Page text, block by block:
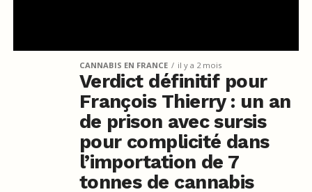
CANNABIS EN FRANCE il y a 2 mois
Verdict définitif pour
François Thierry : un an
de prison avec sursis
pour complicité dans
l’importation de 7
tonnes de cannabis